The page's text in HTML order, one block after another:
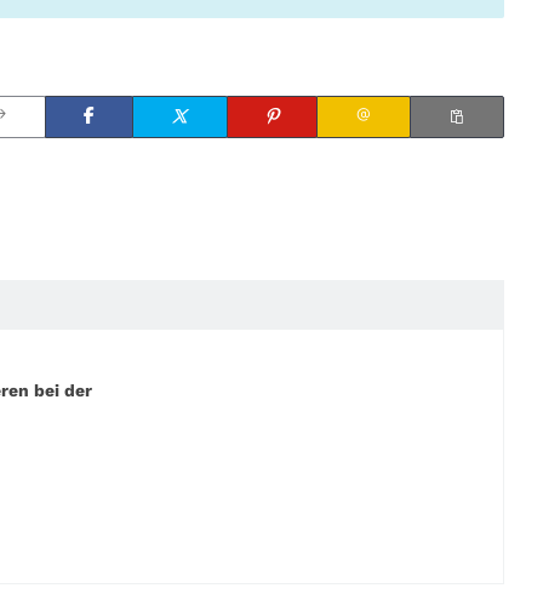
bei der